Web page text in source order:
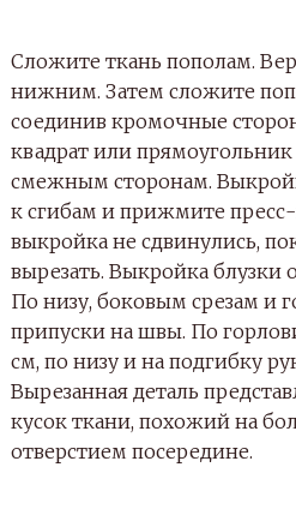
Сложите ткань пополам.
нижним. Затем сложите
соединив кромочные
квадрат или
смежным сторонам.
к сгибам и прижмите
выкройка не сдвинулись,
вырезать. Выкройка блузки
По низу, боковым срезам и
припуски на швы. По
см, по низу и на подгибку
Вырезанная деталь
кусок ткани, похожий на
отверстием посередине.